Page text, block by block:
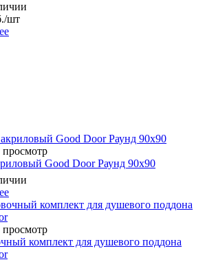
/шт
Good Door Раунд 90х90
комплект для душевого поддона